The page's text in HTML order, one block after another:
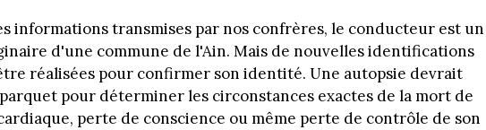
informations transmises par nos confrères, le conducteur est un
d'une commune de l'Ain. Mais de nouvelles identifications
réalisées pour confirmer son identité. Une autopsie devrait
pour déterminer les circonstances exactes de la mort de
perte de conscience ou même perte de contrôle de son